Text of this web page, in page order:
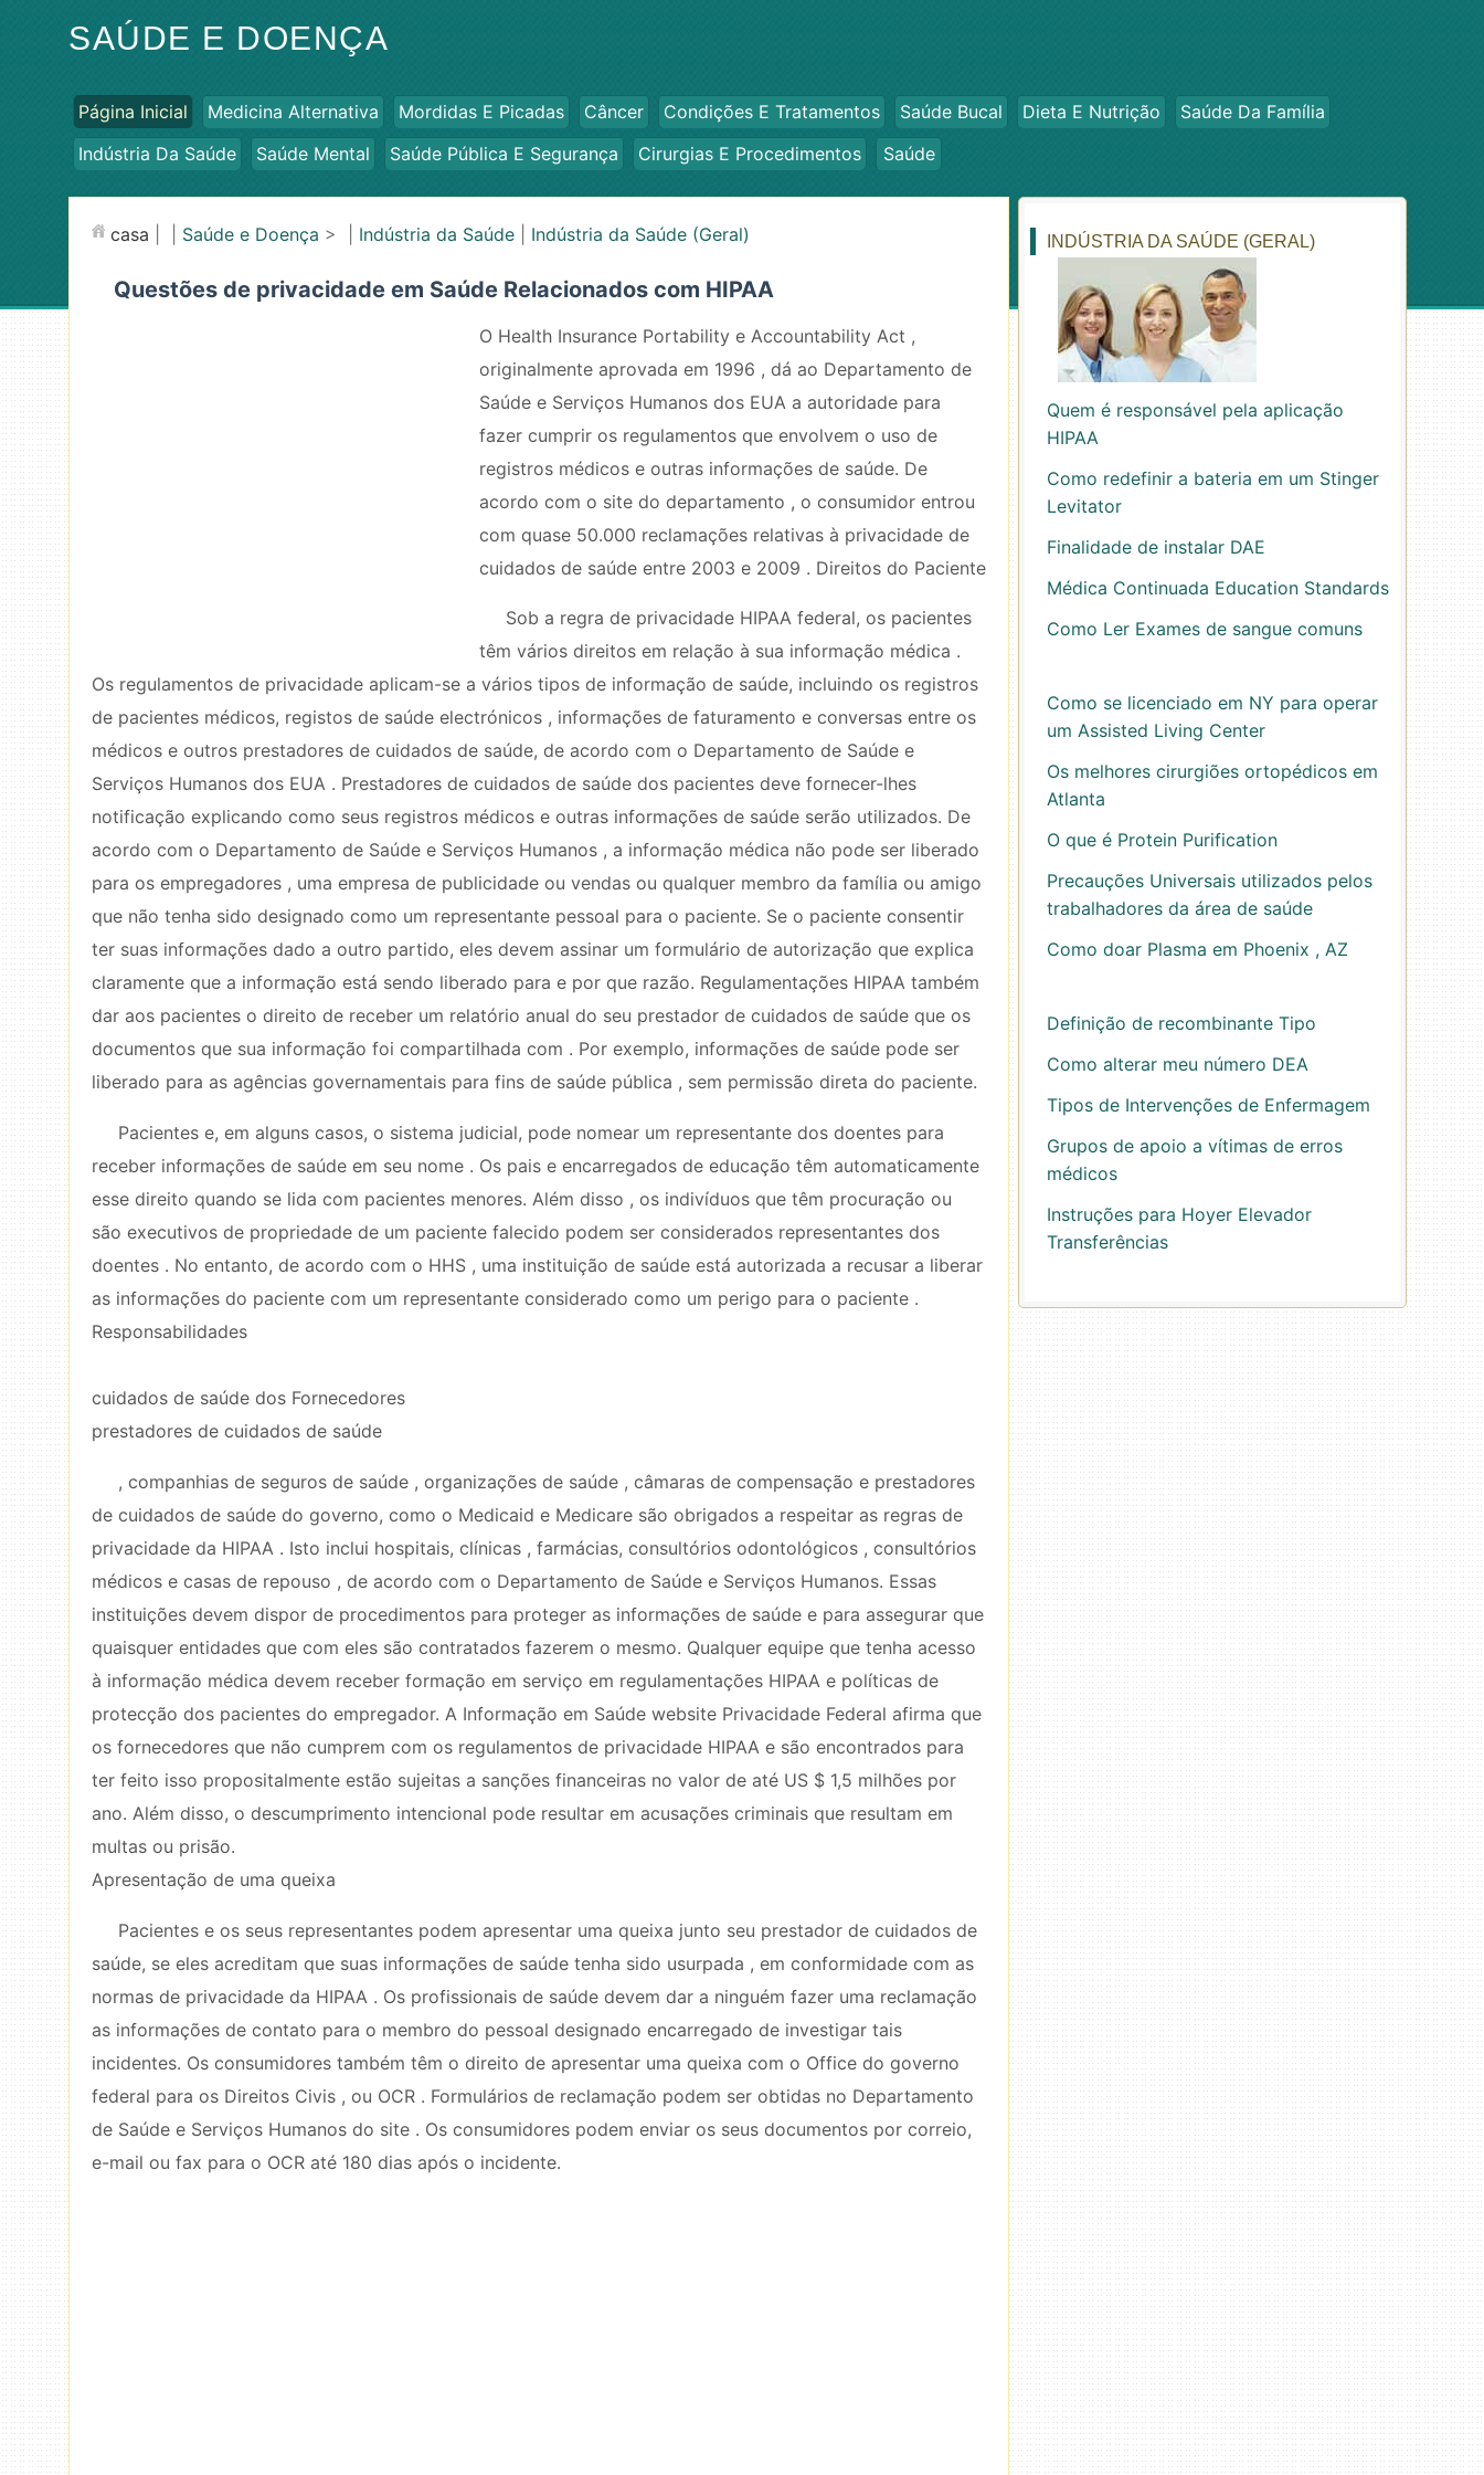
SAÚDE E DOENÇA
Página Inicial Medicina Alternativa Mordidas E Picadas Câncer Condições E Tratamentos Saúde Bucal Dieta E Nutrição
Saúde Da Família
Indústria Da Saúde
Saúde Mental Saúde Pública E Segurança Cirurgias E Procedimentos Saúde
casa Saúde e Doença > | Indústria da Saúde Indústria da Saúde (Geral)
Questões de privacidade em Saúde Relacionados com HIPAA
O Health Insurance Portability e Accountability Act ,
originalmente aprovada em 1996 , dá ao Departamento de
Saúde e Serviços Humanos dos EUA a autoridade para
fazer cumprir os regulamentos que envolvem o uso de
registros médicos e outras informações de saúde. De
acordo com o site do departamento , o consumidor entrou
com quase 50.000 reclamações relativas à privacidade de
cuidados de saúde entre 2003 e 2009 . Direitos do Paciente
Sob a regra de privacidade HIPAA federal, os pacientes
têm vários direitos em relação à sua informação médica .
Os regulamentos de privacidade aplicam-se a vários tipos de informação de saúde, incluindo os registros
de pacientes médicos, registos de saúde electrónicos , informações de faturamento e conversas entre os
médicos e outros prestadores de cuidados de saúde, de acordo com o Departamento de Saúde e
Serviços Humanos dos EUA . Prestadores de cuidados de saúde dos pacientes deve fornecer-lhes
notificação explicando como seus registros médicos e outras informações de saúde serão utilizados. De
acordo com o Departamento de Saúde e Serviços Humanos , a informação médica não pode ser liberado
para os empregadores , uma empresa de publicidade ou vendas ou qualquer membro da família ou amigo
que não tenha sido designado como um representante pessoal para o paciente. Se o paciente consentir
ter suas informações dado a outro partido, eles devem assinar um formulário de autorização que explica
claramente que a informação está sendo liberado para e por que razão. Regulamentações HIPAA também
dar aos pacientes o direito de receber um relatório anual do seu prestador de cuidados de saúde que os
documentos que sua informação foi compartilhada com . Por exemplo, informações de saúde pode ser
liberado para as agências governamentais para fins de saúde pública , sem permissão direta do paciente.
Pacientes e, em alguns casos, o sistema judicial, pode nomear um representante dos doentes para
receber informações de saúde em seu nome . Os pais e encarregados de educação têm automaticamente
esse direito quando se lida com pacientes menores. Além disso , os indivíduos que têm procuração ou
são executivos de propriedade de um paciente falecido podem ser considerados representantes dos
doentes . No entanto, de acordo com o HHS , uma instituição de saúde está autorizada a recusar a liberar
as informações do paciente com um representante considerado como um perigo para o paciente .
Responsabilidades
cuidados de saúde dos Fornecedores
prestadores de cuidados de saúde
, companhias de seguros de saúde , organizações de saúde , câmaras de compensação e prestadores
de cuidados de saúde do governo, como o Medicaid e Medicare são obrigados a respeitar as regras de
privacidade da HIPAA . Isto inclui hospitais, clínicas , farmácias, consultórios odontológicos , consultórios
médicos e casas de repouso , de acordo com o Departamento de Saúde e Serviços Humanos. Essas
instituições devem dispor de procedimentos para proteger as informações de saúde e para assegurar que
quaisquer entidades que com eles são contratados fazerem o mesmo. Qualquer equipe que tenha acesso
à informação médica devem receber formação em serviço em regulamentações HIPAA e políticas de
protecção dos pacientes do empregador. A Informação em Saúde website Privacidade Federal afirma que
os fornecedores que não cumprem com os regulamentos de privacidade HIPAA e são encontrados para
ter feito isso propositalmente estão sujeitas a sanções financeiras no valor de até US $ 1,5 milhões por
ano. Além disso, o descumprimento intencional pode resultar em acusações criminais que resultam em
multas ou prisão.
Apresentação de uma queixa
Pacientes e os seus representantes podem apresentar uma queixa junto seu prestador de cuidados de
saúde, se eles acreditam que suas informações de saúde tenha sido usurpada , em conformidade com as
normas de privacidade da HIPAA . Os profissionais de saúde devem dar a ninguém fazer uma reclamação
as informações de contato para o membro do pessoal designado encarregado de investigar tais
incidentes. Os consumidores também têm o direito de apresentar uma queixa com o Office do governo
federal para os Direitos Civis , ou OCR . Formulários de reclamação podem ser obtidas no Departamento
de Saúde e Serviços Humanos do site . Os consumidores podem enviar os seus documentos por correio,
e-mail ou fax para o OCR até 180 dias após o incidente.
INDÚSTRIA DA SAÚDE (GERAL)
Quem é responsável pela aplicação
HIPAA
Como redefinir a bateria em um Stinger
Levitator
Finalidade de instalar DAE
Médica Continuada Education Standards
Como Ler Exames de sangue comuns
Como se licenciado em NY para operar
um Assisted Living Center
Os melhores cirurgiões ortopédicos em
Atlanta
O que é Protein Purification
Precauções Universais utilizados pelos
trabalhadores da área de saúde
Como doar Plasma em Phoenix , AZ
Definição de recombinante Tipo
Como alterar meu número DEA
Tipos de Intervenções de Enfermagem
Grupos de apoio a vítimas de erros
médicos
Instruções para Hoyer Elevador
Transferências